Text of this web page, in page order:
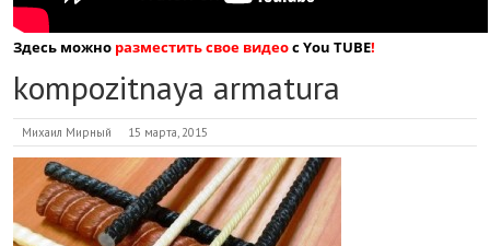
Здесь можно разместить свое видеос You TUBE!
kompozitnaya armatura
Михаил Мирный 15 марта, 2015